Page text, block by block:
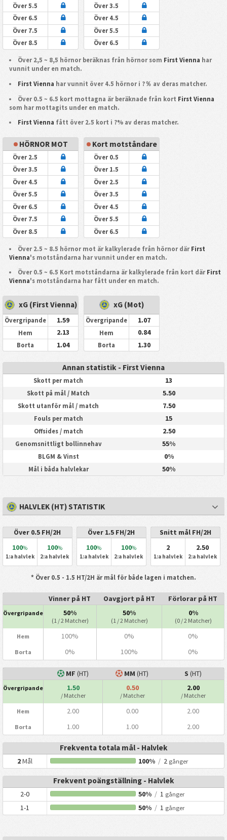
Över 5.5
Över 6.5
Över 7.5
Över 8.5
Över 3.5
Över 4.5
Över 5.5
Över 6.5
Över 2,5 ~ 8,5 hörnor beräknas från hörnor som First Vienna har
vunnit under en match.
First Vienna har vunnit över 4.5 hörnor i ?％ av deras matcher.
Över 0.5 ~ 6.5 kort mottagna är beräknade från kort First Vienna
som har mottagits under en match.
First Vienna fått över 2.5 kort i ?% av deras matcher.
HÖRNOR MOT
Över 2.5
Över 3.5
Över 4.5
Över 5.5
Över 6.5
Över 7.5
Över 8.5
Kort motståndare
Över 0.5
Över 1.5
Över 2.5
Över 3.5
Över 4.5
Över 5.5
Över 6.5
Över 2.5 ~ 8.5 hörnor mot är kalkylerade från hörnor där First
Vienna's motståndarna har vunnit under en match.
Över 0.5 ~ 6.5 Kort motståndarna är kalkylerade från kort där First
Vienna's motståndarna har fått under en match.
xG (First Vienna)
Övergripande 1.59
Hem 2.13
Borta 1.04
xG (Mot)
Övergripande 1.07
Hem 0.84
Borta 1.30
Annan statistik - First Vienna
Skott per match 13
Skott på mål / Match 5.50
Skott utanför mål / match 7.50
Fouls per match 15
Offsides / match 2.50
Genomsnittligt bollinnehav 55%
BLGM & Vinst 0%
Mål i båda halvlekar 50%
HALVLEK (HT) STATISTIK
Över 0.5 FH/2H
100%
1:a halvlek
100%
2:a halvlek
Över 1.5 FH/2H
100%
1:a halvlek
100%
2:a halvlek
Snitt mål FH/2H
2
1:a halvlek
2.50
2:a halvlek
* Över 0.5 - 1.5 HT/2H är mål för både lagen i matchen.
Vinner på HT Oavgjort på HT Förlorar på HT
Övergripande 50%
(1 / 2 Matcher)
50%
(1 / 2 Matcher)
0%
(0 / 2 Matcher)
Hem 100% 0% 0%
Borta 0% 100% 0%
MF (HT) MM (HT) S (HT)
Övergripande 1.50
/ Matcher
0.50
/ Matcher
2.00
/ Matcher
Hem 2.00 0.00 2.00
Borta 1.00 1.00 2.00
Frekventa totala mål - Halvlek
2Mål 100% / 2 gånger
Frekvent poängställning - Halvlek
2-0 50% / 1 gånger
1-1 50% / 1 gånger